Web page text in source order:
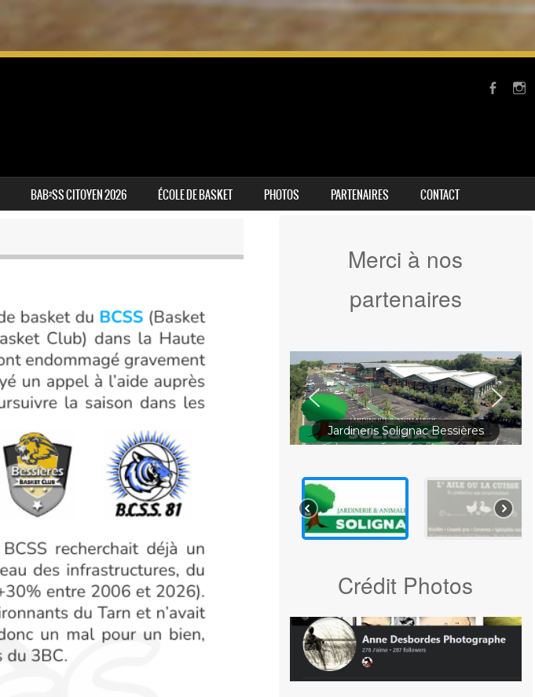
BAB²SS CITOYEN 2026 ÉCOLE DE BASKET PHOTOS PARTENAIRES CONTACT
Merci à nos
partenaires
Jardineris Solignac Bessières
Crédit Photos